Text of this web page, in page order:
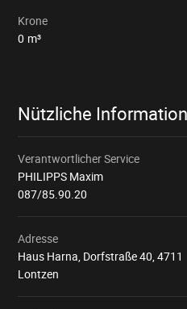
Krone
0 m³
Nützliche
Verantwortlicher Service
PHILIPPS Maxim
087/85.90.20
Adresse
Haus Harna, Dorfstraße 40, 4711
Lontzen